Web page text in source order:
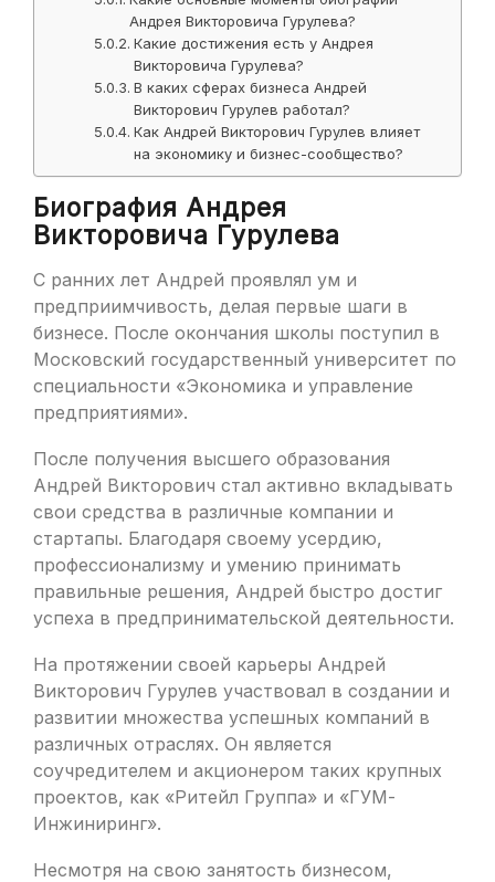
Андрея Викторовича Гурулева?
Какие достижения есть у Андрея
Викторовича Гурулева?
В каких сферах бизнеса Андрей
Викторович Гурулев работал?
Как Андрей Викторович Гурулев влияет
на экономику и бизнес-сообщество?
Биография Андрея
Викторовича Гурулева
С ранних лет Андрей проявлял ум и
предприимчивость, делая первые шаги в
бизнесе. После окончания школы поступил в
Московский государственный университет по
специальности «Экономика и управление
предприятиями».
После получения высшего образования
Андрей Викторович стал активно вкладывать
свои средства в различные компании и
стартапы. Благодаря своему усердию,
профессионализму и умению принимать
правильные решения, Андрей быстро достиг
успеха в предпринимательской деятельности.
На протяжении своей карьеры Андрей
Викторович Гурулев участвовал в создании и
развитии множества успешных компаний в
различных отраслях. Он является
соучредителем и акционером таких крупных
проектов, как «Ритейл Группа» и «ГУМ-
Инжиниринг».
Несмотря на свою занятость бизнесом,